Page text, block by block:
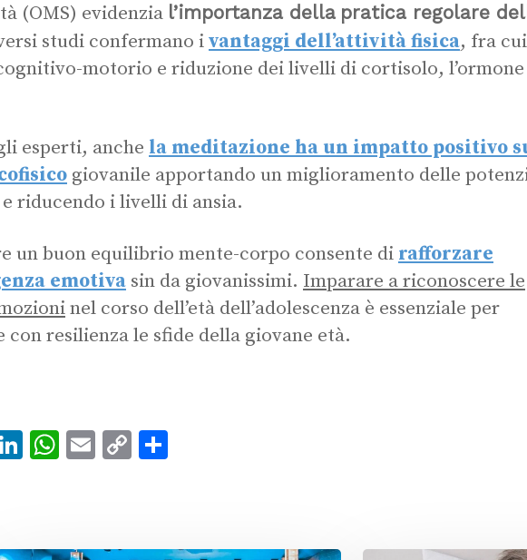
(OMS) evidenzia l’importanza della pratica regolare
studi confermano ivantaggi dell’attività fisica, fra cui
motorio e riduzione dei livelli di cortisolo,
esperti, anche la meditazione ha un impatto positivo
giovanile apportando un miglioramento delle
riducendo i livelli di ansia.
un buon equilibrio mente-corpo consente di rafforzare
emotiva sin da giovanissimi. Imparare a riconoscere le
nel corso dell’età dell’adolescenza è essenziale per
con resilienza le sfide della giovane età.
LinkedIn
WhatsApp
Email
Copy